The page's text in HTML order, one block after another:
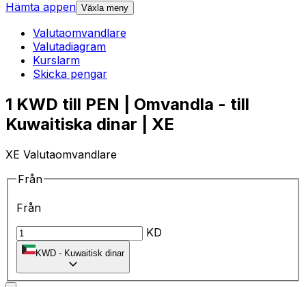
Hämta appen Växla meny
Valutaomvandlare
Valutadiagram
Kurslarm
Skicka pengar
1 KWD till PEN | Omvandla - till
Kuwaitiska dinar | XE
XE Valutaomvandlare
Från
Från
KD
KWD - Kuwaitisk dinar